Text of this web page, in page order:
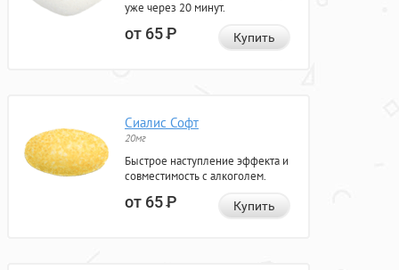
уже через 20 минут.
от 65Р Купить
Сиалис Софт
20мг
Быстрое наступление эффекта и
совместимость с алкоголем.
от 65Р Купить